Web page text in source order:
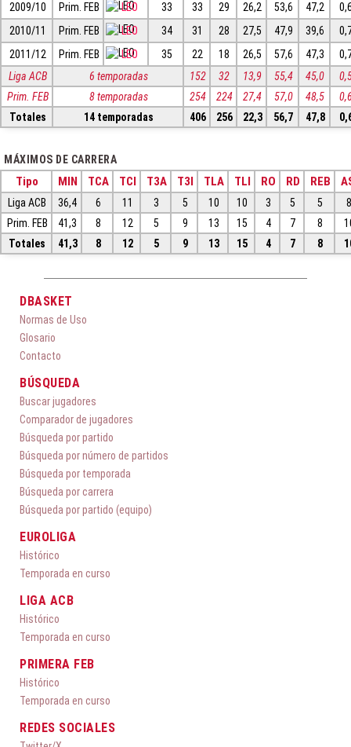
2009/10
Prim. FEB LEO 33 33 29 26,2 53,6 47,2
2010/11
Prim. FEB LEO 34 31 28 27,5 47,9 39,6
2011/12
Prim. FEB LEO 35 22 18 26,5 57,6 47,3
Liga ACB
6 temporadas 152 32 13,9 55,4 45,0
Prim. FEB
8 temporadas 254 224 27,4 57,0 48,5
Totales
14 temporadas 406 256 22,3 56,7 47,8
MÁXIMOS DE CARRERA
Tipo MIN TCA TCI T3A T3I TLA TLI RO RD REB
Liga ACB 36,4 6 11 3 5 10 10 3 5 5
Prim. FEB
41,3 8 12 5 9 13 15 4 7 8
Totales
41,3 8 12 5 9 13 15 4 7 8
DBASKET
Normas de Uso
Glosario
Contacto
BÚSQUEDA
Buscar jugadores
Comparador de jugadores
Búsqueda por partido
Búsqueda por número de partidos
Búsqueda por temporada
Búsqueda por carrera
Búsqueda por partido (equipo)
EUROLIGA
Histórico
Temporada en curso
LIGA ACB
Histórico
Temporada en curso
PRIMERA FEB
Histórico
Temporada en curso
REDES SOCIALES